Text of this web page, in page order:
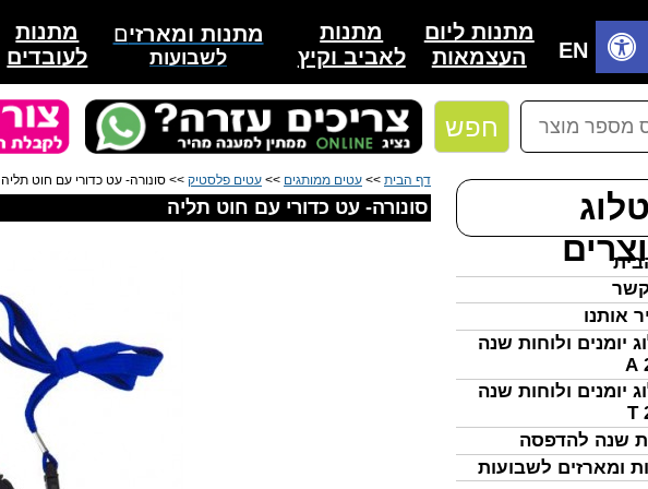
חפש
אותנו
יומנים ולוחות שנה
יומנים ולוחות שנה
שנה להדפסה
ומארזים לשבועות
EN
מתנות
לאביב וקיץ
מתנות
לעובדים
מתנות ומארזים
לשבועות
מתנות ליום
העצמאות
דף הבית >> עטים ממותגים >> עטים פלסטיק >> סונורה- עט כדורי עם חוט תליה
סונורה- עט כדורי עם חוט תליה